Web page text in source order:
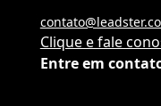
Entre em
Clique e fale